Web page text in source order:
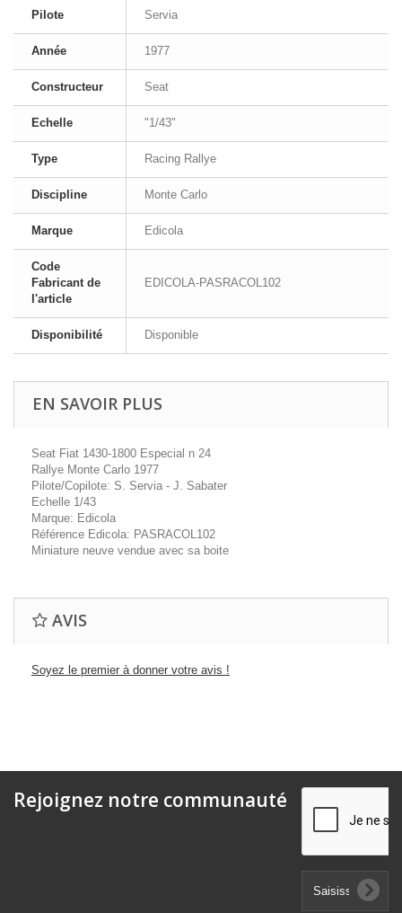
Pilote Servia
Année 1977
Constructeur Seat
Echelle "1/43"
Type Racing Rallye
Discipline Monte Carlo
Marque Edicola
Code
Fabricant de
l'article
EDICOLA-PASRACOL102
Disponibilité Disponible
EN SAVOIR PLUS
Seat Fiat 1430-1800 Especial n 24
Rallye Monte Carlo 1977
Pilote/Copilote: S. Servia - J. Sabater
Echelle 1/43
Marque: Edicola
Référence Edicola: PASRACOL102
Miniature neuve vendue avec sa boite
AVIS
Soyez le premier à donner votre avis !
Rejoignez notre communauté